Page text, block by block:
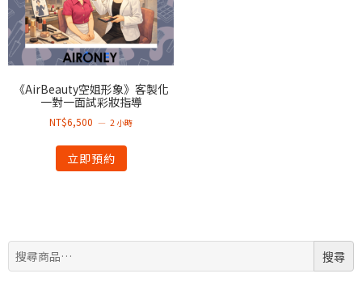
《AirBeauty空姐形象》客製化
一對一面試彩妝指導
NT$6,500 2 小時
立即預約
搜
尋:
搜尋